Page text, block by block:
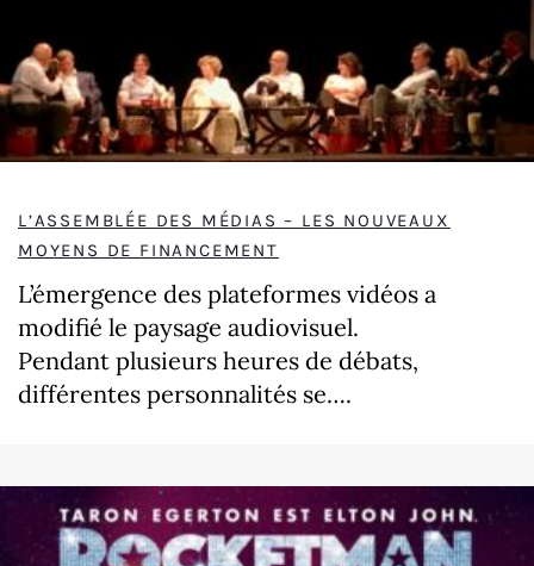
L’ASSEMBLÉE DES MÉDIAS – LES NOUVEAUX
MOYENS DE FINANCEMENT
L’émergence des plateformes vidéos a
modifié le paysage audiovisuel.
Pendant plusieurs heures de débats,
différentes personnalités se….